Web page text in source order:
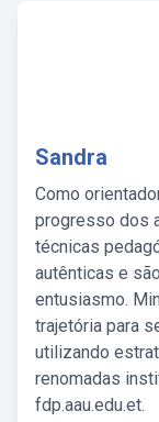
Sandra
Como
progresso dos
técnicas
autênticas e
entusiasmo.
trajetória para
utilizando
renomadas
fdp.aau.edu.et.